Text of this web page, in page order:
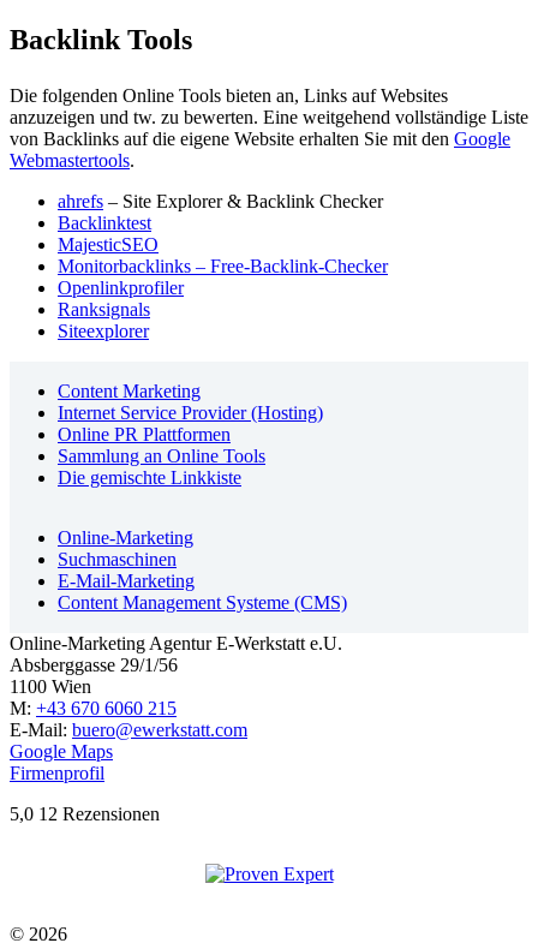
Backlink Tools
Die folgenden Online Tools bieten an, Links auf Websites
anzuzeigen und tw. zu bewerten. Eine weitgehend vollständige Liste
von Backlinks auf die eigene Website erhalten Sie mit den Google
Webmastertools.
ahrefs – Site Explorer & Backlink Checker
Backlinktest
MajesticSEO
Monitorbacklinks – Free-Backlink-Checker
Openlinkprofiler
Ranksignals
Siteexplorer
Content Marketing
Internet Service Provider (Hosting)
Online PR Plattformen
Sammlung an Online Tools
Die gemischte Linkkiste
Online-Marketing
Suchmaschinen
E-Mail-Marketing
Content Management Systeme (CMS)
Online-Marketing Agentur E-Werkstatt e.U.
Absberggasse 29/1/56
1100 Wien
M: +43 670 6060 215
E-Mail: buero@ewerkstatt.com
Google Maps
Firmenprofil
5,0 12 Rezensionen
© 2026